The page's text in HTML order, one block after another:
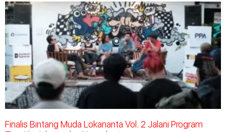
Finalis Bintang Muda Lokananta Vol. 2 Jalani Program